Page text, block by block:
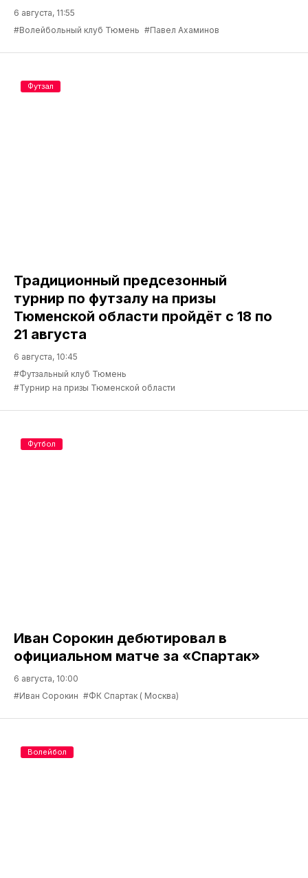
6 августа, 11:55
#Волейбольный клуб Тюмень #Павел Ахаминов
Традиционный предсезонный
турнир по футзалу на призы
Тюменской области пройдёт с 18 по
21 августа
6 августа, 10:45
#Футзальный клуб Тюмень
#Турнир на призы Тюменской области
Футзал
Иван Сорокин дебютировал в
официальном матче за «Спартак»
6 августа, 10:00
#Иван Сорокин #ФК Спартак ( Москва)
Футбол
Волейбол